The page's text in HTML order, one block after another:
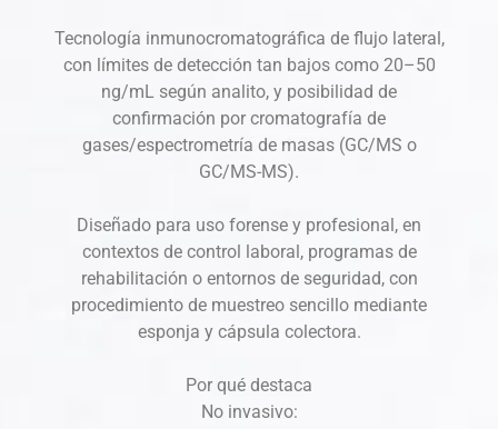
Tecnología inmunocromatográfica de flujo lateral,
con límites de detección tan bajos como 20–50
ng/mL según analito, y posibilidad de
confirmación por cromatografía de
gases/espectrometría de masas (GC/MS o
GC/MS-MS).
Diseñado para uso forense y profesional, en
contextos de control laboral, programas de
rehabilitación o entornos de seguridad, con
procedimiento de muestreo sencillo mediante
esponja y cápsula colectora.
Por qué destaca
No invasivo: